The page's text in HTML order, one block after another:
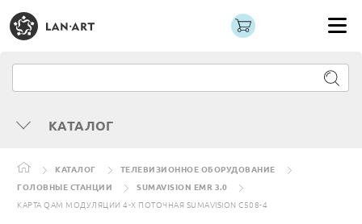
КАТАЛОГ
КАТАЛОГ
ТЕЛЕВИЗИОННОЕ ОБОРУДОВАНИЕ
ГОЛОВНЫЕ СТАНЦИИ
SUMAVISION EMR 3.0
КАРТА QAM МОДУЛЯЦИИ 4-Х ПОТОЧНАЯ SUMAVISION C508-4